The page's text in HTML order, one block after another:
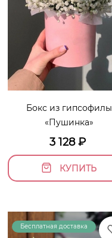
Бокс из гипсофилы
«Пушинка»
3 128₽
КУПИТЬ
Бесплатная доставка